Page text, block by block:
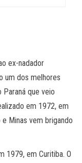
ex-nadador
um dos melhores
que veio
em 1972, em
e Minas vem brigando
1979, em Curitiba. O